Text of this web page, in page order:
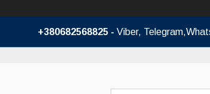
+380682568825 - Viber,